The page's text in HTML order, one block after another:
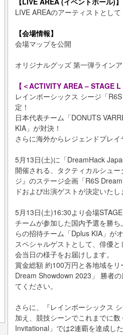
LIVE AREAのアーティストとし
【会場情報】
会場マップを公開
オリジナルグッズ 第一弾ラインア
【＜ACTIVITY AREA – STAGE L
レインボーシックス シージ「
定！
日本代表チーム「DONUTS
KIA」が対決！
さらに海外からレジェンドプレイ
5月13日(土)に「DreamHack
開催される、タクティカルシュ
ジ』のステージ企画「R6S
ドおよび出演ゲストが決定いたし
5月13日(土)16:30より会場
チームが参加した国内予選を勝
らの招待チーム「Dplus KIA」が
スペシャルゲストとして、俳優
会当日の様子をお届けします。
賞金総額 約100万円と各地域を
Dream Showdown 2023」 勝者
てください。
さらに、『レインボーシックス
加え、競技シーンでこれまでに
Invitational」では2連覇を達成し